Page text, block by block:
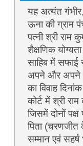
यह अत्यंत
ऊना की ग्राम
पत्नी श्री
शैक्षणिक
साहिब में
अपने और अपने
का विवाह
कोर्ट में श्री
जिसमें दोनों
पिता
सम्मान एवं